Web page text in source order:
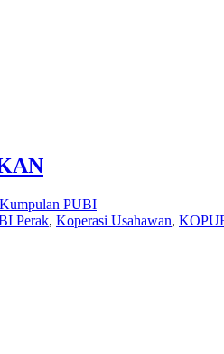
Kumpulan PUBI
Perak, Koperasi Usahawan,